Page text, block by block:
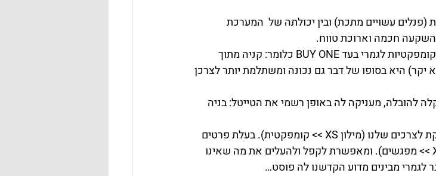
(פנלים עשויים מתכת) ובין יכולתה של  המערכת
חכמה וארוכת טווח.
השועלים הוותיקים כבר יודעים שאנחנו אנשי הקומפקטיות לגמרי בעד BUY ONE כלומר: קניה מתוך
היא בסופו של דבר גם נכונה ומשתלמת יותר לצרכן
להובלה, מעניקה לה באופן רשמי את הטייטל: בניה
ואם תיקחו בחשבון שמדובר גם במערכת שמדויקת לצרכים שלנו (מילון XS >> קומפקטית). בעלת פרטים
מוקפדים במפגש בין החומרים השונים (מילון XS >> מפגשים). ומאפשרת לקפל ולהעלים את מה שאינו